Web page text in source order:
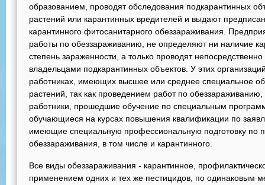
образованием, проводят обследования подкарантинных
растений или карантинных вредителей и выдают
карантинного фитосанитарного обеззараживания.
работы по обеззараживанию, не определяют ни наличие
степень зараженности, а только проводят
владельцами подкарантинных объектов. У этих
работниках, имеющих высшее или среднее специальное
растений, так как проведением работ по
работники, прошедшие обучение по специальным
обучающиеся на курсах повышения квалификации по
имеющие специальную профессиональную подготовку по
обеззараживания, в том числе и карантинного.
Все виды обеззараживания - карантинное,
применением одних и тех же пестицидов, по одинаковым